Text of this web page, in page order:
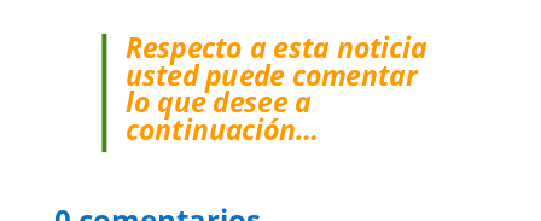
Respecto a esta noticia
usted puede comentar
lo que desee a
continuación…